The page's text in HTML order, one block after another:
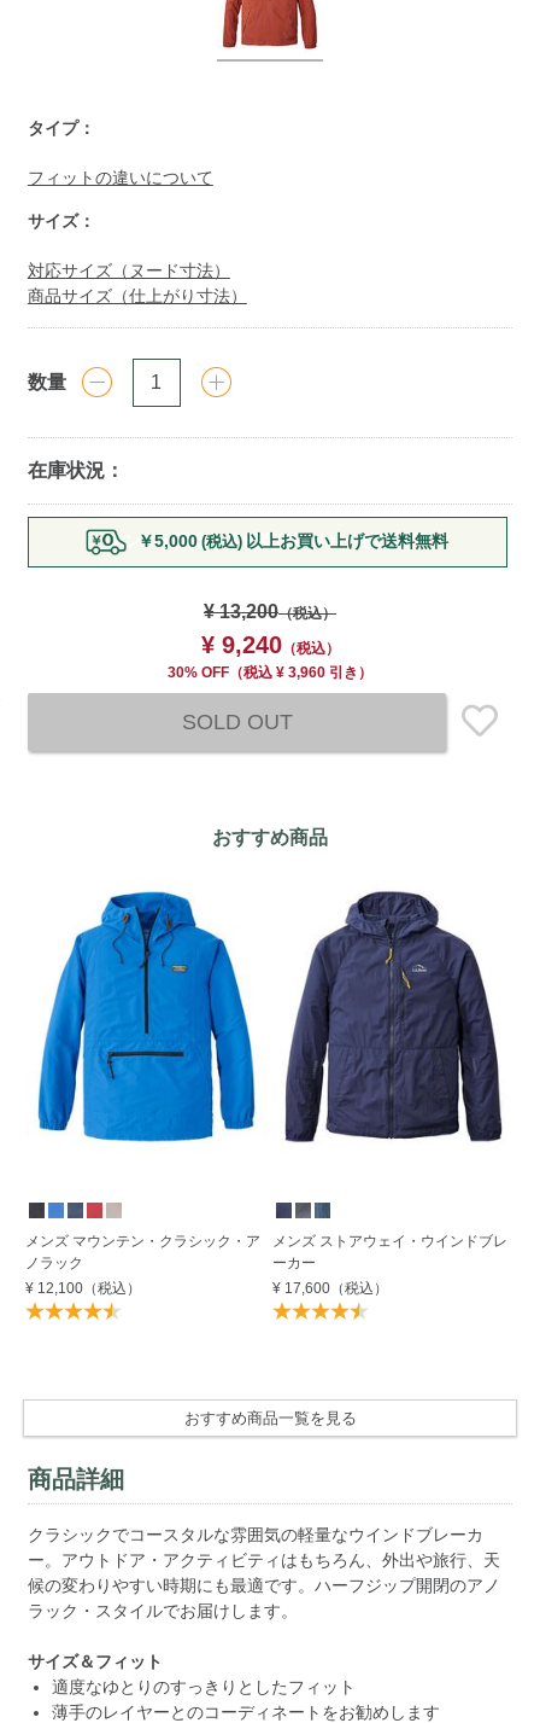
タイプ：
フィットの違いについて
サイズ：
対応サイズ（ヌード寸法）
商品サイズ（仕上がり寸法）
数量
在庫状況：
Add
cart
￥5,000 (税込) 以上お買い上げで送料無料
¥ 13,200（税込）
¥ 9,240（税込）
30% OFF （税込 ¥ 3,960 引き）
SOLD OUT
おすすめ商品
メンズ マウンテン・クラシック・ア
ノラック
¥ 12,100（税込）
メンズ ストアウェイ・ウインドブレ
ーカー
¥ 17,600 （税込）
おすすめ商品一覧を見る
商品詳細
クラシックでコースタルな雰囲気の軽量なウインドブレーカ
ー。アウトドア・アクティビティはもちろん、外出や旅行、天
候の変わりやすい時期にも最適です。ハーフジップ開閉のアノ
ラック・スタイルでお届けします。
サイズ＆フィット
適度なゆとりのすっきりとしたフィット
薄手のレイヤーとのコーディネートをお勧めします